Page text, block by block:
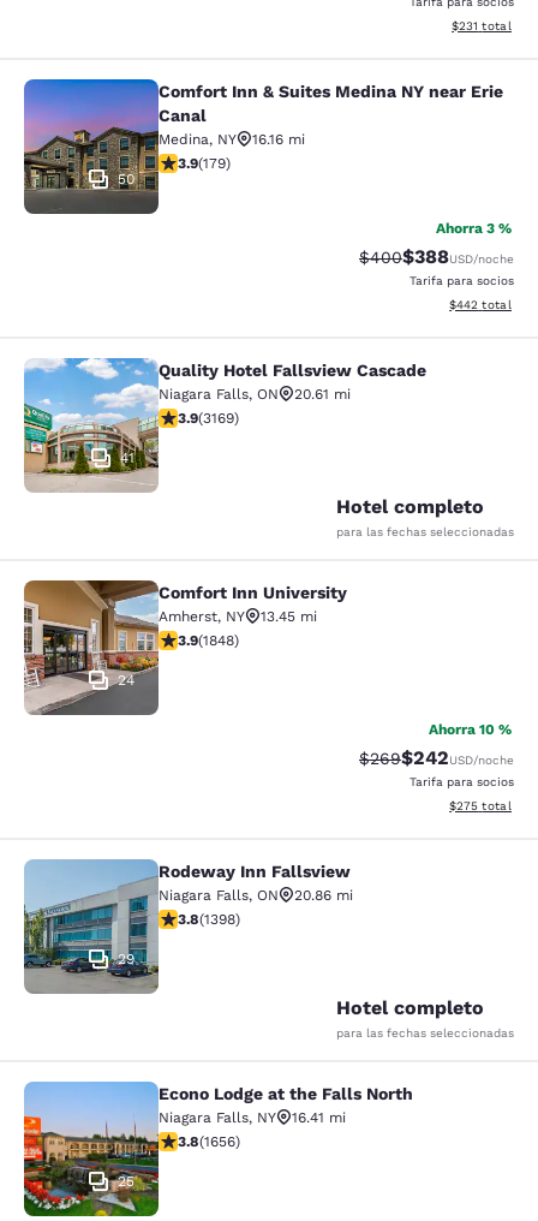
Ver detalles
$231 total
Comfort Inn & Suites Medina NY
50
Comfort Inn & Suites Medina NY near Erie
Canal
Medina, NY
16.16 mi
calificación de 3.94 estrellas. Bueno. 179 reseñas
3.9(179)
Ahorra 3 %
Precio tachado:
$400Precio con
$388USD/noche
Tarifa para socios
Ver detalles
$442 total
Quality Hotel Fallsview Cascade
41
Quality Hotel Fallsview Cascade
Niagara Falls, ON
20.61 mi
calificación de 3.9 estrellas. Bueno. 3169 reseñas
3.9(3169)
Hotel completo
para las fechas seleccionadas
Comfort Inn University
24
Comfort Inn University
Amherst, NY
13.45 mi
calificación de 3.88 estrellas. Bueno. 1848 reseñas
3.9(1848)
Ahorra 10 %
Precio tachado:
$269Precio con
$242USD/noche
Tarifa para socios
Ver detalles
$275 total
Rodeway Inn Fallsview
29
Rodeway Inn Fallsview
Niagara Falls, ON
20.86 mi
calificación de 3.84 estrellas. Bueno. 1398 reseñas
3.8(1398)
Hotel completo
para las fechas seleccionadas
Econo Lodge at the Falls North
25
Econo Lodge at the Falls North
Niagara Falls, NY
16.41 mi
calificación de 3.77 estrellas. Bueno. 1656 reseñas
3.8(1656)